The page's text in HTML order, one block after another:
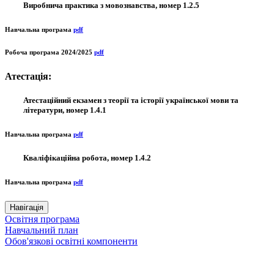
Виробнича практика з мовознавства, номер 1.2.5
Навчальна програма pdf
Робоча програма 2024/2025 pdf
Атестація:
Атестаційний екзамен з теорії та історії української мови та
літератури, номер 1.4.1
Навчальна програма pdf
Кваліфікаційна робота, номер 1.4.2
Навчальна програма pdf
Навігація
Освітня програма
Навчальний план
Обов'язкові освітні компоненти